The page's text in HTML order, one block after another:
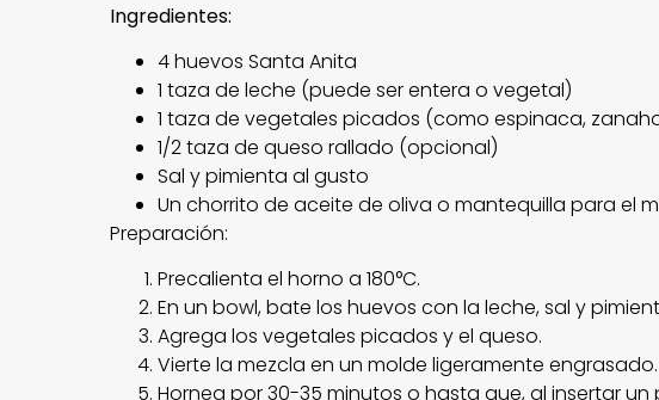
Ingredientes:
4 huevos Santa Anita
1 taza de leche (puede ser entera o vegetal)
1 taza de vegetales picados (como espinaca,
1/2 taza de queso rallado (opcional)
Sal y pimienta al gusto
Un chorrito de aceite de oliva o mantequilla para el
Preparación:
Precalienta el horno a 180°C.
En un bowl, bate los huevos con la leche, sal y
Agrega los vegetales picados y el queso.
Vierte la mezcla en un molde ligeramente engrasado.
Hornea por 30-35 minutos o hasta que, al insertar un